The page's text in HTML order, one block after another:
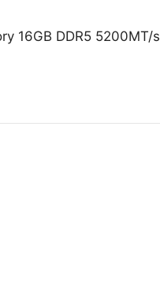
16GB DDR5 5200MT/s